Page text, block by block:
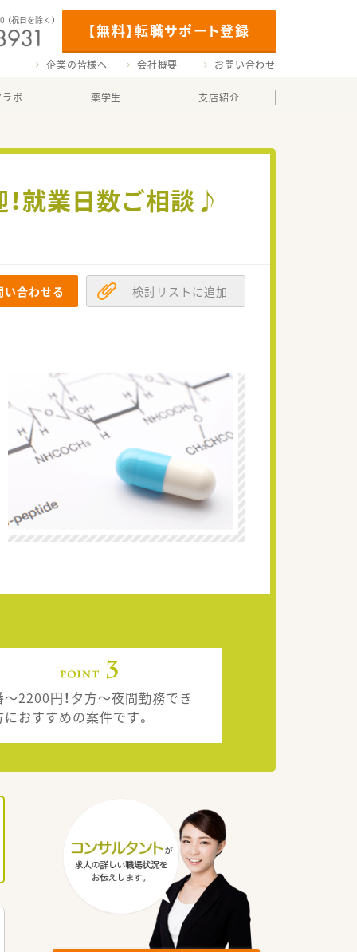
【無料】転職サポート登録
（祝日を除く）
企業の皆様へ 会社概要 お問い合わせ
ボ 薬学生 支店紹介
就業日数ご相談♪
い合わせる 検討リストに追加
～2200円！夕方～夜間勤務でき
におすすめの案件です。